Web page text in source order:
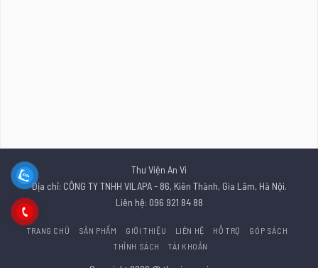
Thư Viện An Vi
Địa chỉ: CÔNG TY TNHH VILAPA - 86, Kiên Thành, Gia Lâm, Hà Nội.
Liên hệ: 096 921 84 88
TRANG CHỦ SẢN PHẨM GIỚI THIỆU LIÊN HỆ HỖ TRỢ
GÓP SÁCH
THỈNH SÁCH
TÀI KHOẢN